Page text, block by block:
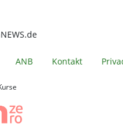
ANB Kontakt